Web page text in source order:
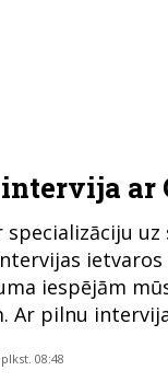
ar
iespējām
Ar pilnu
plkst. 08:48